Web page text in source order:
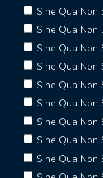
Sine Qua Non
Sine Qua Non
Sine Qua Non
Sine Qua Non
Sine Qua Non
Sine Qua Non
Sine Qua Non
Sine Qua Non
Sine Qua Non